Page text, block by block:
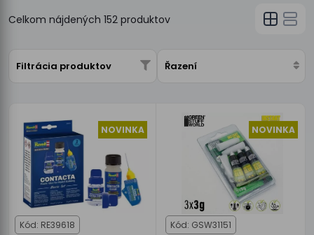
Celkom nájdených 152 produktov
Filtrácia produktov Řazení
NOVINKA
Kód: RE39618
NOVINKA
Kód: GSW31151